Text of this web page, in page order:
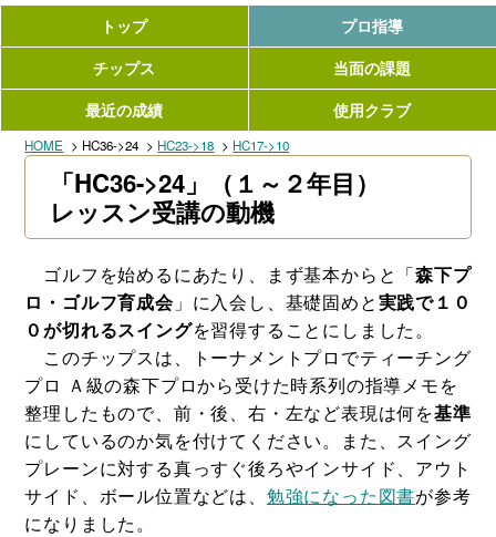
トップ
プロ指導
チップス
当面の課題
最近の成績
使用クラブ
HOME HC36->24 HC23->18 HC17->10
「HC36->24」（１～２年目）
レッスン受講の動機
ゴルフを始めるにあたり、まず基本からと「森下プ
ロ・ゴルフ育成会」に入会し、基礎固めと実践で１０
０が切れるスイングを習得することにしました。
このチップスは、トーナメントプロでティーチング
プロ Ａ級の森下プロから受けた時系列の指導メモを
整理したもので、前・後、右・左など表現は何を基準
にしているのか気を付けてください。また、スイング
プレーンに対する真っすぐ後ろやインサイド、アウト
サイド、ボール位置などは、 勉強になった図書が参考
になりました。